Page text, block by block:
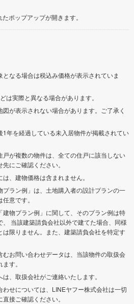
ポップアップが開きます。
なる場合は税込み価格が表示されていま
は実際と異なる場合があります。
が表示されない場合があります。ご了承く
1年を経過している未入居物件が掲載されてい
戸が複数の物件は、全ての住戸に該当しない
にご確認ください。
、建物価格は含まれません。
プラン例」は、土地購入者の設計プランの一
意です。
建物プラン例」に関して、そのプラン例は特
当該建築請負会社以外で建てた場合、同様
限りません。また、建築請負会社を特定す
お問い合わせデータは、当該物件の取扱会
す。
、取扱会社がご連絡いたします。
せについては、LINEヤフー株式会社は一切
接ご確認ください。